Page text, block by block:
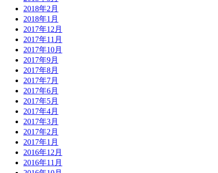
2018年2月
2018年1月
2017年12月
2017年11月
2017年10月
2017年9月
2017年8月
2017年7月
2017年6月
2017年5月
2017年4月
2017年3月
2017年2月
2017年1月
2016年12月
2016年11月